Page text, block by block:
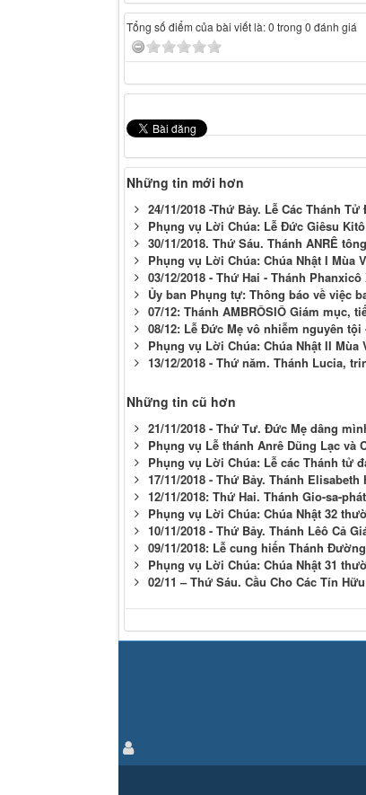
Tổng số điểm của bài viết là: 0 trong 0 đánh giá
Những tin mới hơn
24/11/2018 -Thứ Bảy. Lễ Các Thánh Tử
Phụng vụ Lời Chúa: Lễ Đức Giêsu
30/11/2018. Thứ Sáu. Thánh ANRÊ
Phụng vụ Lời Chúa: Chúa Nhật I Mùa
03/12/2018 - Thứ Hai - Thánh
Ủy ban Phụng tự: Thông báo về việc
07/12: Thánh AMBRÔSIÔ Giám mục,
08/12: Lễ Đức Mẹ vô nhiễm nguyên
Phụng vụ Lời Chúa: Chúa Nhật II Mùa
13/12/2018 - Thứ năm. Thánh Lucia,
Những tin cũ hơn
21/11/2018 - Thứ Tư. Đức Mẹ dâng
Phụng vụ Lễ thánh Anrê Dũng Lạc và
Phụng vụ Lời Chúa: Lễ các Thánh tử
17/11/2018 - Thứ Bảy. Thánh Elisabeth
12/11/2018: Thứ Hai. Thánh Gio-sa-
Phụng vụ Lời Chúa: Chúa Nhật 32
10/11/2018 - Thứ Bảy. Thánh Lêô Cả
09/11/2018: Lễ cung hiến Thánh
Phụng vụ Lời Chúa: Chúa Nhật 31
02/11 – Thứ Sáu. Cầu Cho Các Tín